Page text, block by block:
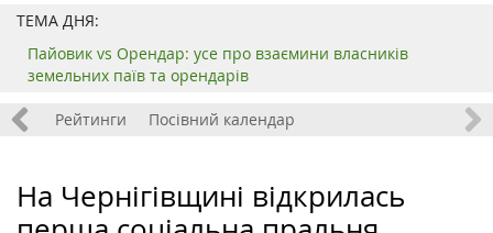
ТЕМА ДНЯ:
Пайовик vs Орендар: усе про взаємини власників
земельних паїв та орендарів
Рейтинги Посівний календар
На Чернігівщині відкрилась